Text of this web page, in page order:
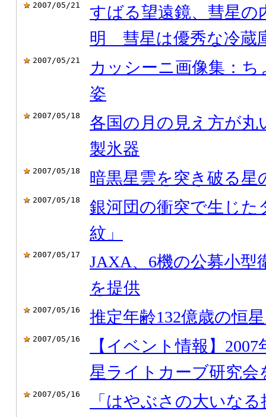
2007/05/21
すばる望遠鏡、彗星の
明 彗星は優秀な冷蔵
2007/05/21
カッシーニ画像集：
姿
2007/05/18
各国の月の見え方が
製氷器
2007/05/18 暗黒星雲を突き破る星
2007/05/18
銀河団の衝突で生じた
紋」
2007/05/17
JAXA、6機の公募小型
を提供
2007/05/16 推定年齢132億歳の恒
2007/05/16
【イベント情報】
星ライトカーブ研究会
2007/05/16
「はやぶさの大いな